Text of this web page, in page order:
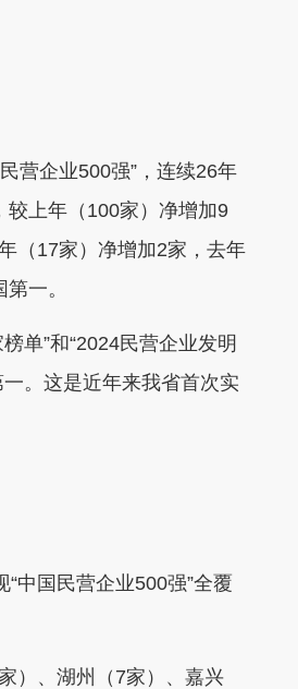
营企业500强” ，连续26年
较上年（100家）净增加9
年（17家）净增加2家，去年
第一。
单”和“2024民营企业发明
一。这是近年来我省首次实
“中国民营企业500强”全覆
） 、湖州（7家）、嘉兴